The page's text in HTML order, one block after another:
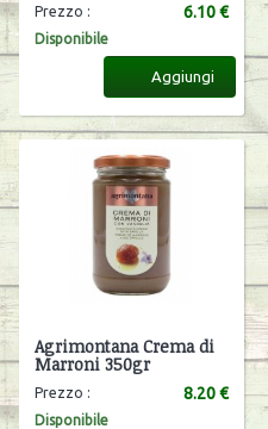
Prezzo : 6.10 €
Disponibile
Aggiungi
Agrimontana Crema di
Marroni 350gr
Prezzo : 8.20 €
Disponibile